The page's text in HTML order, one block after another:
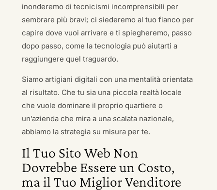
inonderemo di tecnicismi incomprensibili per
sembrare più bravi; ci siederemo al tuo fianco per
capire dove vuoi arrivare e ti spiegheremo, passo
dopo passo, come la tecnologia può aiutarti a
raggiungere quel traguardo.
Siamo artigiani digitali con una mentalità orientata
al risultato. Che tu sia una piccola realtà locale
che vuole dominare il proprio quartiere o
un’azienda che mira a una scalata nazionale,
abbiamo la strategia su misura per te.
Il Tuo Sito Web Non
Dovrebbe Essere un Costo,
ma il Tuo Miglior Venditore